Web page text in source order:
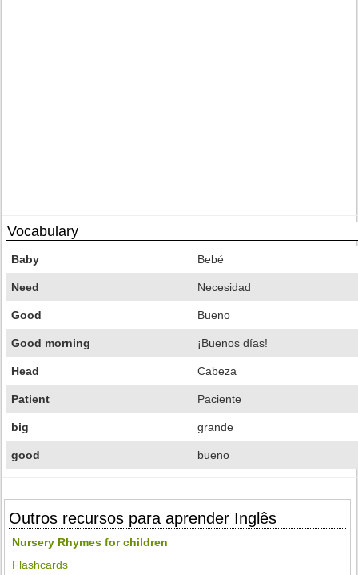
Vocabulary
Baby Bebé
Need Necesidad
Good Bueno
Good morning ¡Buenos días!
Head Cabeza
Patient Paciente
big grande
good bueno
Outros recursos para aprender Inglês
Nursery Rhymes for children
Flashcards